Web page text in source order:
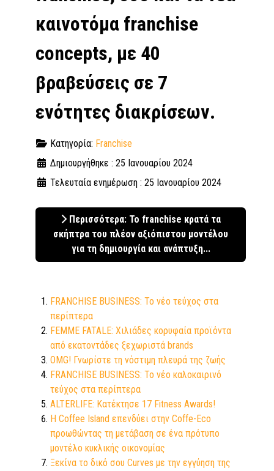
καινοτόμα franchise
concepts, με 40
βραβεύσεις σε 7
ενότητες διακρίσεων.
Κατηγορία: Franchise
Δημιουργήθηκε : 25 Ιανουαρίου 2024
Τελευταία ενημέρωση : 25 Ιανουαρίου 2024
Περισσότερα: Το franchise κρατά τα
σκήπτρα του πλέον αξιόπιστου μοντέλου
για τη δημιουργία και ανάπτυξη...
FRANCHISE BUSINESS: Το νέο τεύχος στα
περίπτερα
FEMME FATALE: Χιλιάδες κορυφαία προϊόντα
από εκατοντάδες ξεχωριστά brands
OMG! Γνωρίστε τη νόστιμη πλευρά της ζωής
FRANCHISE BUSINESS: Το νέο καλοκαιρινό
τεύχος στα περίπτερα
ALTERLIFE: Κατέκτησε 17 Fitness Awards!
Η Coffee Island επενδύει στην Coffe-Eco
προωθώντας τη μετάβαση σε ένα πρότυπο
μοντέλο κυκλικής οικονομίας
Ξεκίνα το δικό σου Curves με την εγγύηση της